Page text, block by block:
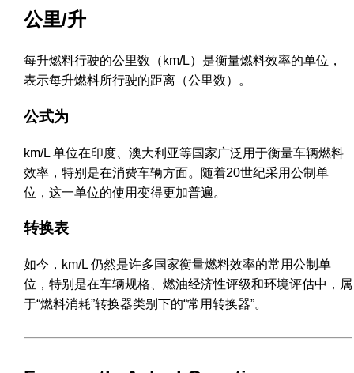
公里/升
每升燃料行驶的公里数（km/L）是衡量燃料效率的单位，
表示每升燃料所行驶的距离（公里数）。
公式为
km/L 单位在印度、澳大利亚等国家广泛用于衡量车辆燃料
效率，特别是在消费车辆方面。随着20世纪采用公制单
位，这一单位的使用变得更加普遍。
转换表
如今，km/L 仍然是许多国家衡量燃料效率的常用公制单
位，特别是在车辆规格、燃油经济性评级和环境评估中，属
于“燃料消耗”转换器类别下的“常用转换器”。